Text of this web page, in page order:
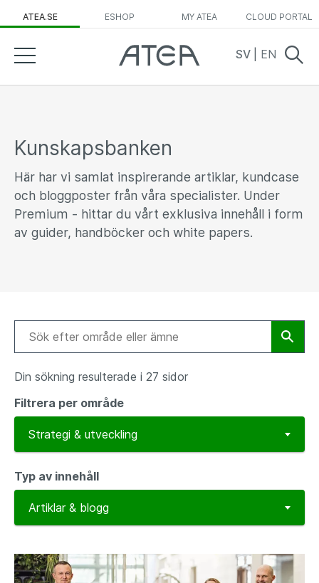
ATEA.SE ESHOP MY ATEA CLOUD PORTAL
SV EN
Kunskapsbanken
Här har vi samlat inspirerande artiklar, kundcase
och bloggposter från våra specialister. Under
Premium - hittar du vårt exklusiva innehåll i form
av guider, handböcker och white papers.
Din sökning resulterade i 27 sidor
Filtrera per område
Typ av innehåll